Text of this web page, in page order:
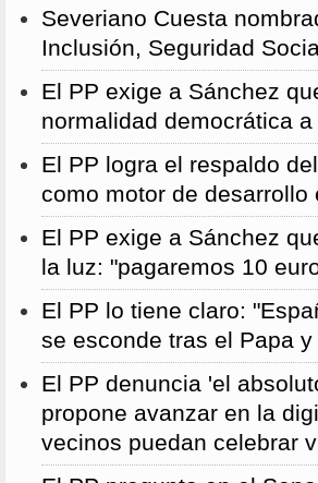
Severiano Cuesta
Inclusión, Seguridad
El PP exige a Sánchez
normalidad democrática
El PP logra el respaldo
como motor de desarrollo
El PP exige a Sánchez
la luz: "pagaremos 10
El PP lo tiene claro:
se esconde tras el Papa
El PP denuncia 'el
propone avanzar en la
vecinos puedan celebrar